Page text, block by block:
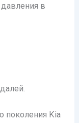
в
поколения Kia